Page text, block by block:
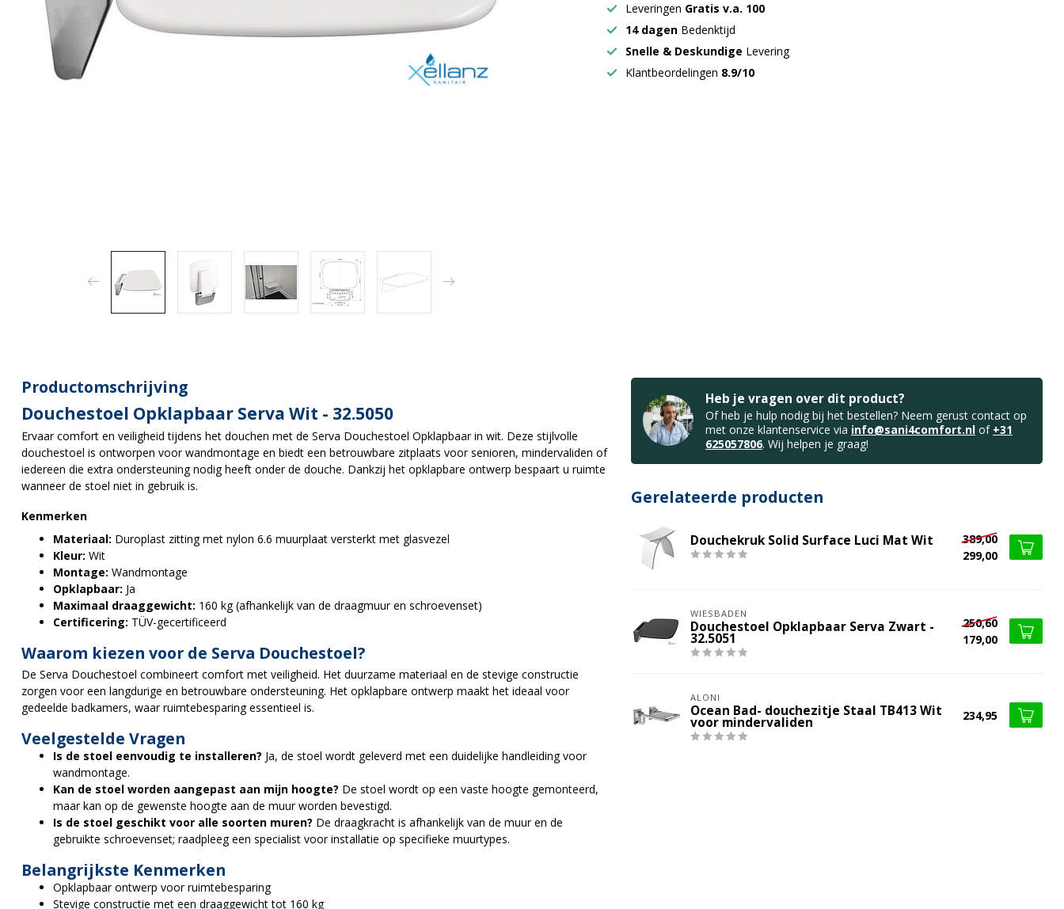
Leveringen Gratis v.a. 100
14 dagen Bedenktijd
Snelle & Deskundige Levering
Klantbeordelingen 8.9/10
Productomschrijving
Douchestoel Opklapbaar Serva Wit - 32.5050
Ervaar comfort en veiligheid tijdens het douchen met de Serva Douchestoel Opklapbaar in wit. Deze stijlvolle
douchestoel is ontworpen voor wandmontage en biedt een betrouwbare zitplaats voor senioren, mindervaliden of
iedereen die extra ondersteuning nodig heeft onder de douche. Dankzij het opklapbare ontwerp bespaart u ruimte
wanneer de stoel niet in gebruik is.
Kenmerken
Materiaal: Duroplast zitting met nylon 6.6 muurplaat versterkt met glasvezel
Kleur: Wit
Montage: Wandmontage
Opklapbaar: Ja
Maximaal draaggewicht: 160 kg (afhankelijk van de draagmuur en schroevenset)
Certificering: TÜV-gecertificeerd
Waarom kiezen voor de Serva Douchestoel?
De Serva Douchestoel combineert comfort met veiligheid. Het duurzame materiaal en de stevige constructie
zorgen voor een langdurige en betrouwbare ondersteuning. Het opklapbare ontwerp maakt het ideaal voor
gedeelde badkamers, waar ruimtebesparing essentieel is.
Veelgestelde Vragen
Is de stoel eenvoudig te installeren? Ja, de stoel wordt geleverd met een duidelijke handleiding voor
wandmontage.
Kan de stoel worden aangepast aan mijn hoogte? De stoel wordt op een vaste hoogte gemonteerd,
maar kan op de gewenste hoogte aan de muur worden bevestigd.
Is de stoel geschikt voor alle soorten muren? De draagkracht is afhankelijk van de muur en de
gebruikte schroevenset; raadpleeg een specialist voor installatie op specifieke muurtypes.
Belangrijkste Kenmerken
Opklapbaar ontwerp voor ruimtebesparing
Stevige constructie met een draaggewicht tot 160 kg
Heb je vragen over dit product?
Of heb je hulp nodig bij het bestellen? Neem gerust contact op
met onze klantenservice via info@sani4comfort.nl of +31
625057806. Wij helpen je graag!
Gerelateerde producten
Douchekruk Solid Surface Luci Mat Wit
389,00
299,00
WIESBADEN
Douchestoel Opklapbaar Serva Zwart -
32.5051
250,60
179,00
ALONI
Ocean Bad- douchezitje Staal TB413 Wit
voor mindervaliden 234,95